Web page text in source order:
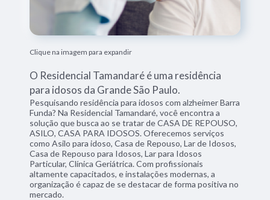
Clique na imagem para expandir
O Residencial Tamandaré é uma residência
para idosos da Grande São Paulo.
Pesquisando residência para idosos com alzheimer Barra
Funda? Na Residencial Tamandaré, você encontra a
solução que busca ao se tratar de CASA DE REPOUSO,
ASILO, CASA PARA IDOSOS. Oferecemos serviços
como Asilo para idoso, Casa de Repouso, Lar de Idosos,
Casa de Repouso para Idosos, Lar para Idosos
Particular, Clínica Geriátrica. Com profissionais
altamente capacitados, e instalações modernas, a
organização é capaz de se destacar de forma positiva no
mercado.